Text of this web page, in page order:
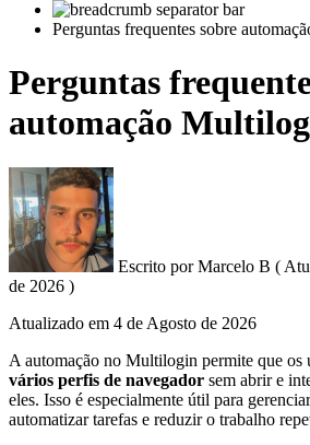
Perguntas frequentes sobre
Perguntas
automação
Escrito por Marcelo B (
de 2026 )
Atualizado em 4 de Agosto de 2026
A automação no Multilogin permite que os
vários perfis de navegador sem abrir e
eles. Isso é especialmente útil para
automatizar tarefas e reduzir o trabalho